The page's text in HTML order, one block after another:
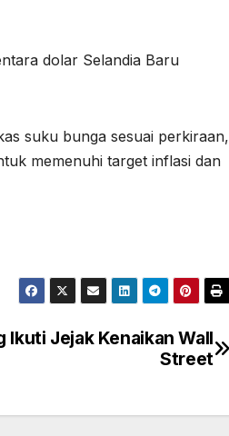
dolar Selandia Baru
suku bunga sesuai perkiraan,
memenuhi target inflasi dan
Ikuti Jejak Kenaikan Wall
Street